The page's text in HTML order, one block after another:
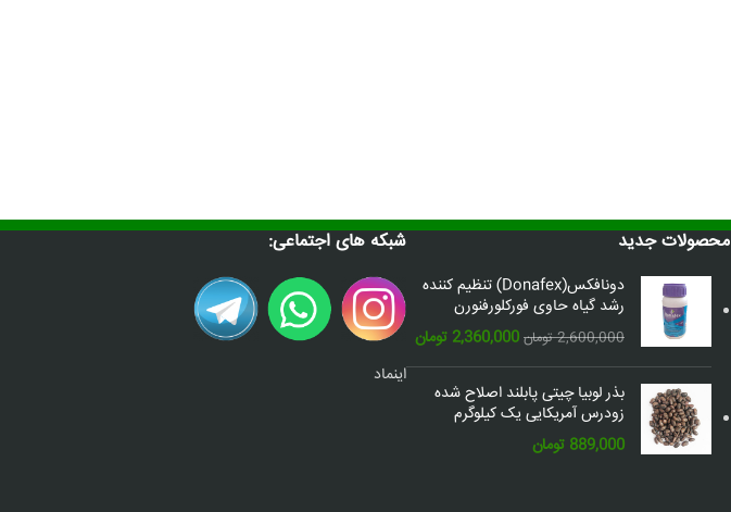
محصولات جدید
دونافکس(Donafex) تنظیم کننده
رشد گیاه حاوی فورکلورفنورن
2,600,000 تومان قیمت
اصلی:
2,600,000 تومان
بود.
2,360,000 تومانقیمت
فعلی:
2,360,000 تومان.
بذر لوبیا چیتی پابلند اصلاح شده
زودرس آمریکایی یک کیلوگرم
889,000 تومان
شبکه های اجتماعی:
اینماد